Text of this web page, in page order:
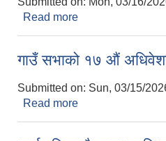
Read more
गाउँ सभाको १७ औं
Submitted on: Sun, 03/15/
Read more